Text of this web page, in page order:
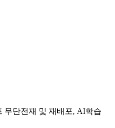
단전재 및 재배포, AI학습